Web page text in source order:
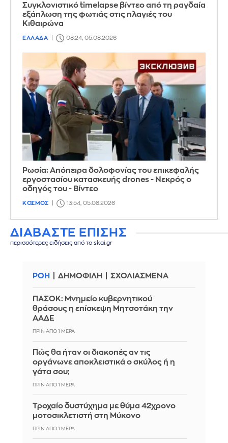
Συγκλονιστικό timelapse βίντεο από τη ραγδαία
εξάπλωση της φωτιάς στις πλαγιές του
Κιθαιρώνα
ΕΛΛΑΔΑ 08:24, 05.08.2026
Ρωσία: Απόπειρα δολοφονίας του επικεφαλής
εργοστασίου κατασκευής drones - Νεκρός ο
οδηγός του - Βίντεο
ΚΟΣΜΟΣ 13:54, 05.08.2026
ΔΙΑΒΑΣΤΕ ΕΠΙΣΗΣ
περισσότερες ειδήσεις από το skai.gr
ΡΟΗ ΔΗΜΟΦΙΛΗ ΣΧΟΛΙΑΣΜΕΝΑ
ΠΑΣΟΚ: Μνημείο κυβερνητικού
θράσους η επίσκεψη Μητσοτάκη την
ΑΑΔΕ
ΠΡΙΝ ΑΠΌ 1 ΜΈΡΑ
Πώς θα ήταν οι διακοπές αν τις
οργάνωνε αποκλειστικά ο σκύλος ή η
γάτα σου;
ΠΡΙΝ ΑΠΌ 1 ΜΈΡΑ
Τροχαίο δυστύχημα με θύμα 42χρονο
μοτοσικλετιστή στη Μύκονο
ΠΡΙΝ ΑΠΌ 1 ΜΈΡΑ